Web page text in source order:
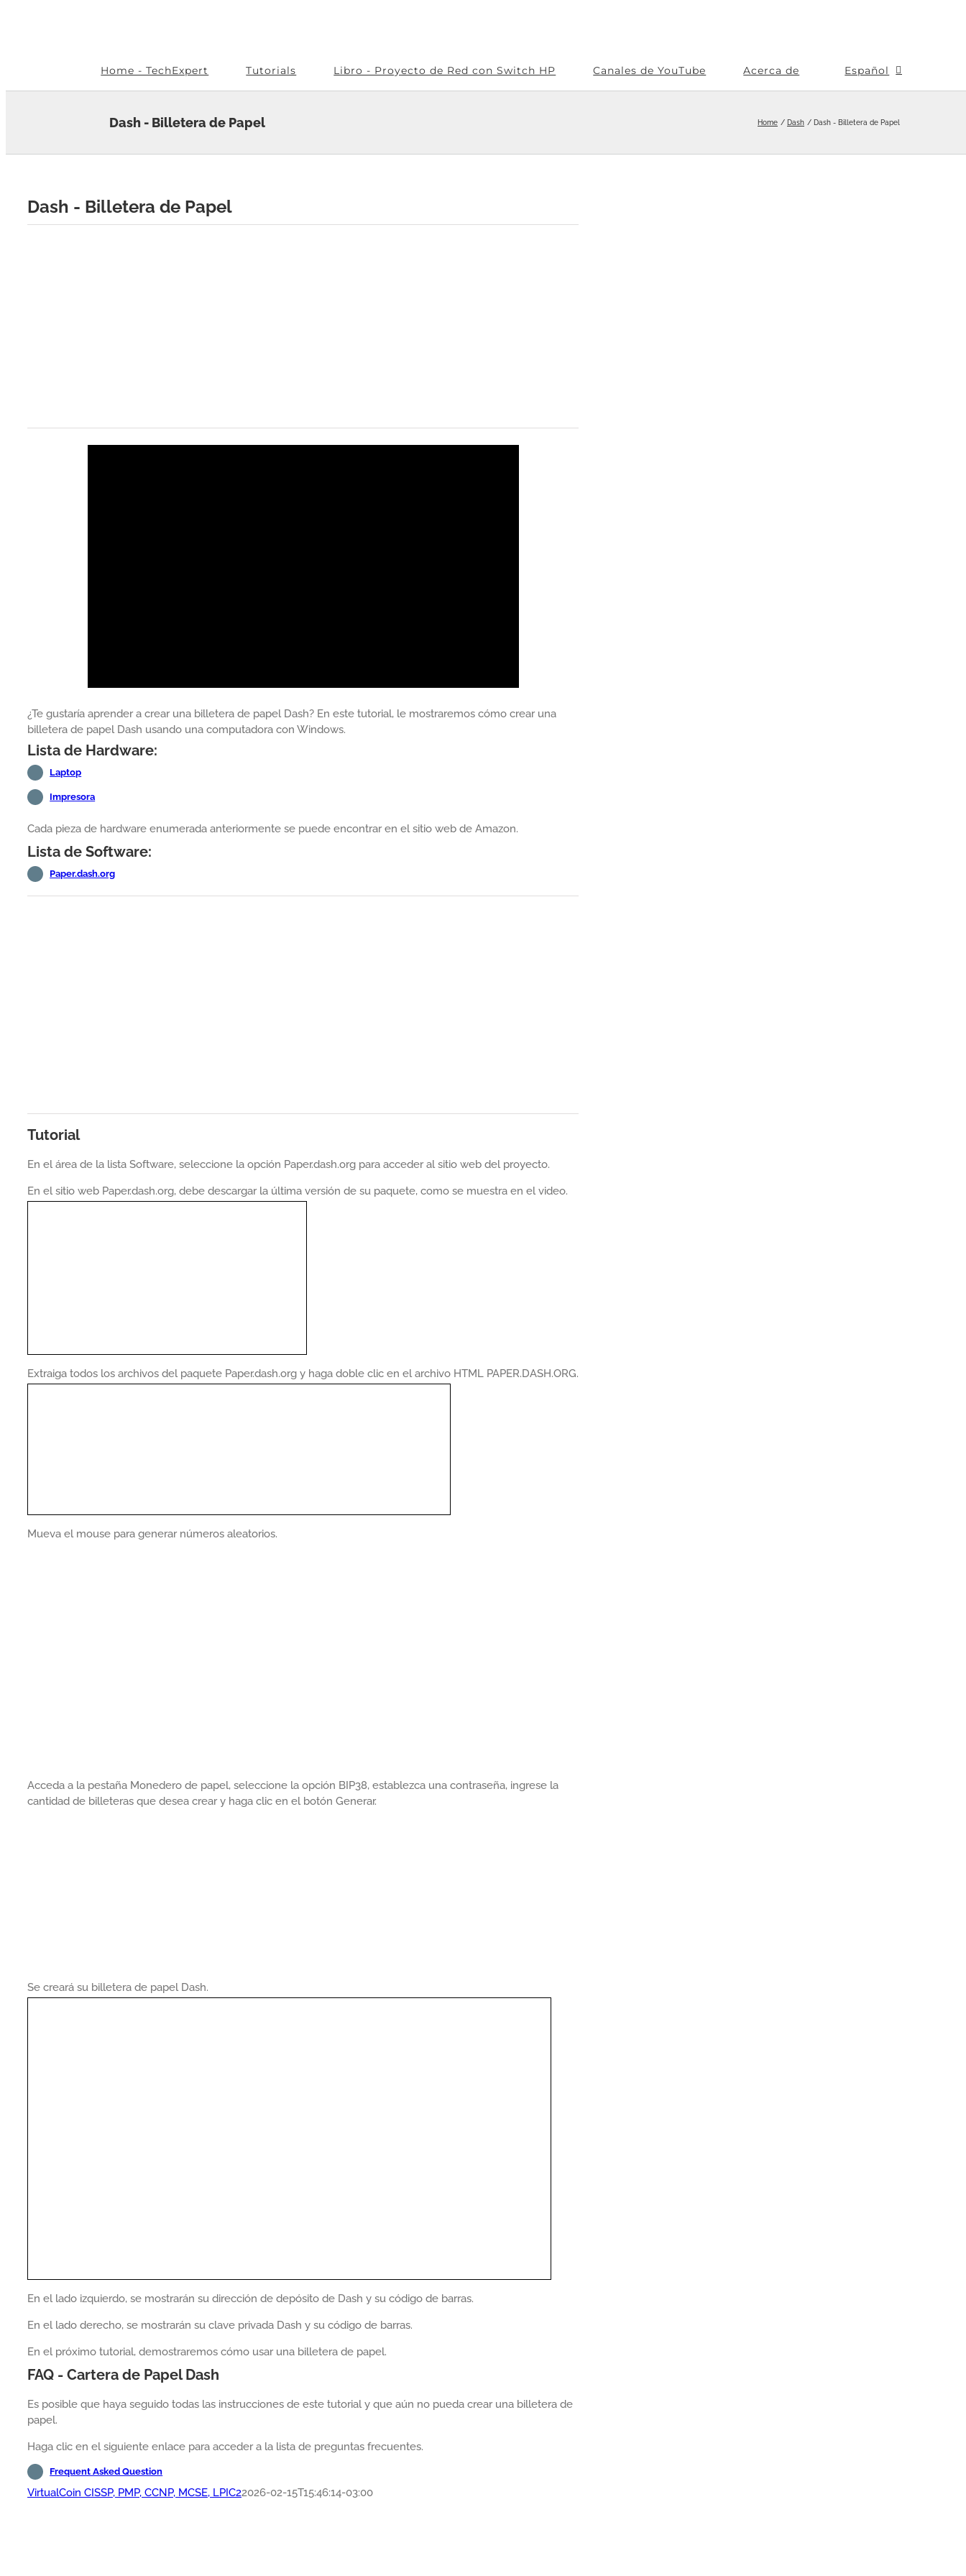
Home - TechExpert
Tutorials Libro - Proyecto de Red con Switch HP Canales de YouTube Acerca de Español
Dash - Billetera de Papel Home Dash Dash - Billetera de Papel
Dash - Billetera de Papel
¿Te gustaría aprender a crear una billetera de papel Dash? En este tutorial, le mostraremos cómo crear una
billetera de papel Dash usando una computadora con Windows.
Lista de Hardware:
Laptop
Impresora
Cada pieza de hardware enumerada anteriormente se puede encontrar en el sitio web de Amazon.
Lista de Software:
Paper.dash.org
Tutorial
En el área de la lista Software, seleccione la opción Paper.dash.org para acceder al sitio web del proyecto.
En el sitio web Paper.dash.org, debe descargar la última versión de su paquete, como se muestra en el video.
Extraiga todos los archivos del paquete Paper.dash.org y haga doble clic en el archivo HTML PAPER.DASH.ORG.
Mueva el mouse para generar números aleatorios.
Acceda a la pestaña Monedero de papel, seleccione la opción BIP38, establezca una contraseña, ingrese la
cantidad de billeteras que desea crear y haga clic en el botón Generar.
Se creará su billetera de papel Dash.
En el lado izquierdo, se mostrarán su dirección de depósito de Dash y su código de barras.
En el lado derecho, se mostrarán su clave privada Dash y su código de barras.
En el próximo tutorial, demostraremos cómo usar una billetera de papel.
FAQ - Cartera de Papel Dash
Es posible que haya seguido todas las instrucciones de este tutorial y que aún no pueda crear una billetera de
papel.
Haga clic en el siguiente enlace para acceder a la lista de preguntas frecuentes.
Frequent Asked Question
VirtualCoin CISSP, PMP, CCNP, MCSE, LPIC22026-02-15T15:46:14-03:00